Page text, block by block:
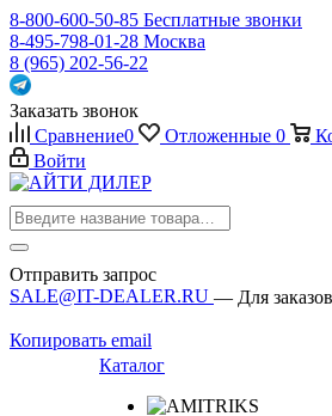
8-800-600-50-85 Бесплатные звонки
8-495-798-01-28 Москва
8 (965) 202-56-22
Заказать звонок
Сравнение0 Отложенные 0
Войти
Отправить запрос
SALE@IT-DEALER.RU — Для заказов
Копировать email
Каталог